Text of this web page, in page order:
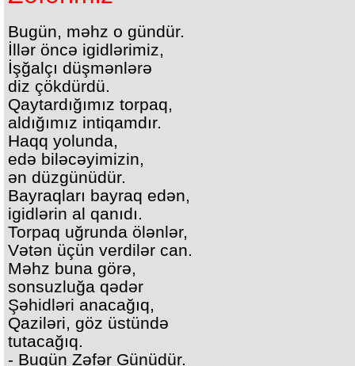
Bugün, məhz o gündür.
İllər öncə igidlərimiz,
İşğalçı düşmənlərə
diz çökdürdü.
Qaytardığımız torpaq,
aldığımız intiqamdır.
Haqq yolunda,
edə biləcəyimizin,
ən düzgünüdür.
Bayraqları bayraq edən,
igidlərin al qanıdı.
Torpaq uğrunda ölənlər,
Vətən üçün verdilər can.
Məhz buna görə,
sonsuzluğa qədər
Şəhidləri anacağıq,
Qaziləri, göz üstündə
tutacağıq.
- Bugün Zəfər Günüdür.